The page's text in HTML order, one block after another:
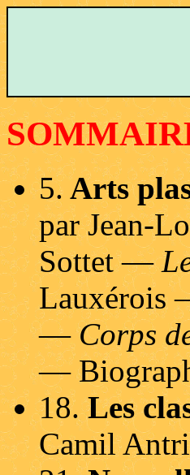
5.Arts
par Jean-
Sottet —
—Corps
—
18.Les
Camil